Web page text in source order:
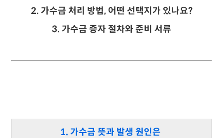
2. 가수금 처리 방법, 어떤 선택지가 있나요?
3. 가수금 증자 절차와 준비 서류
1. 가수금 뜻과 발생 원인은